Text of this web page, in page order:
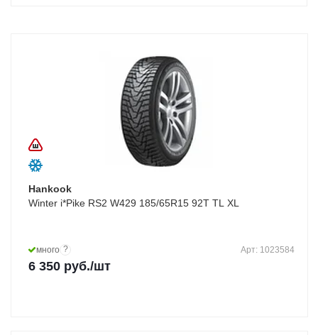
Hankook
Winter i*Pike RS2 W429 185/65R15 92T TL XL
много ? Арт: 1023584
6 350 руб./шт